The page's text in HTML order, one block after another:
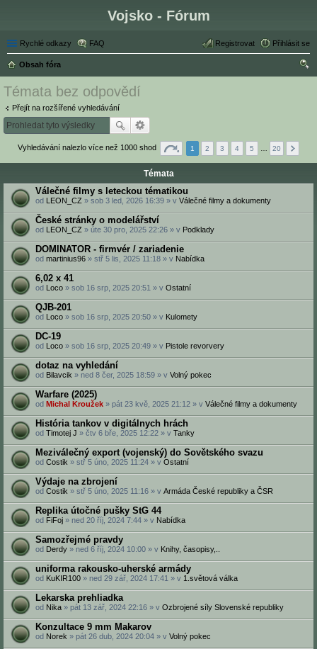
Vojsko - Fórum
Rychlé odkazy FAQ Přihlásit se
Registrovat
Obsah fóra
Témata bez odpovědí
Přejít na rozšířené vyhledávání
Vyhledávání nalezlo více než 1000 shod 1 2 3 4 5 20
Témata
Válečné filmy s leteckou tématikou
od LEON_CZ » sob 3 led, 2026 16:39 » v Válečné filmy a dokumenty
České stránky o modelářství
od LEON_CZ » úte 30 pro, 2025 22:26 » v Podklady
DOMINATOR - firmvér / zariadenie
od martinius96 » stř 5 lis, 2025 11:18 » v Nabídka
6,02 x 41
od Loco » sob 16 srp, 2025 20:51 » v Ostatní
QJB-201
od Loco » sob 16 srp, 2025 20:50 » v Kulomety
DC-19
od Loco » sob 16 srp, 2025 20:49 » v Pistole revorvery
dotaz na vyhledání
od Bilavcik » ned 8 čer, 2025 18:59 » v Volný pokec
Warfare (2025)
od Michal Kroužek » pát 23 kvě, 2025 21:12 » v Válečné filmy a dokumenty
História tankov v digitálnych hrách
od Timotej J » čtv 6 bře, 2025 12:22 » v Tanky
Meziválečný export (vojenský) do Sovětského svazu
od Costik » stř 5 úno, 2025 11:24 » v Ostatní
Výdaje na zbrojení
od Costik » stř 5 úno, 2025 11:16 » v Armáda České republiky a ČSR
Replika útočné pušky StG 44
od FiFoj » ned 20 říj, 2024 7:44 » v Nabídka
Samozřejmé pravdy
od Derdy » ned 6 říj, 2024 10:00 » v Knihy, časopisy,..
uniforma rakousko-uherské armády
od KuKIR100 » ned 29 zář, 2024 17:41 » v 1.světová válka
Lekarska prehliadka
od Nika » pát 13 zář, 2024 22:16 » v Ozbrojené síly Slovenské republiky
Konzultace 9 mm Makarov
od Norek » pát 26 dub, 2024 20:04 » v Volný pokec